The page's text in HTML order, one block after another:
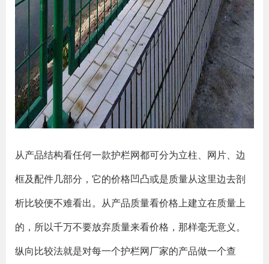
从产品结构看任何一款护栏网都可分为立柱、网片、边
框及配件几部分，它的价格凹凸或是质量从这里边去剖
析比较便不难看出。从产品质量看价格上建立在质量上
的，所以千万不要放弃质量来看价格，那样毫无意义。
纵向比较法就是对每一个护栏网厂家的产品做一个查